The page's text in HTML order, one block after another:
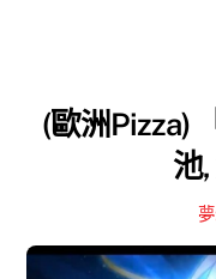
(歐洲Pizza)
池